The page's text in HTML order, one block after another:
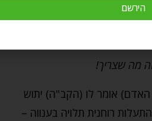
מה שצריך!
אומר לו (הקב"ה) יתוש
רוחנית תלויה בענווה –
הירשם